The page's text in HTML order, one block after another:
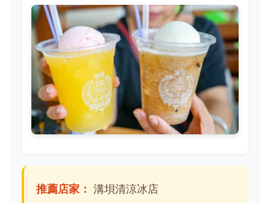
推薦店家： 溝垻清涼冰店